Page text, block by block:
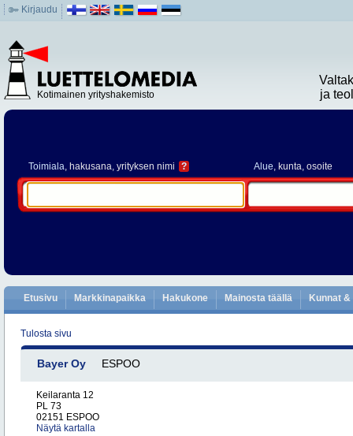
Kirjaudu
Kotimainen yrityshakemisto
ja
Toimiala, hakusana, yrityksen nimi ? Alue, kunta, osoite
Etusivu Markkinapaikka Hakukone Mainosta täällä Kunnat
Tulosta sivu
Bayer Oy ESPOO
Keilaranta 12
PL 73
02151 ESPOO
Näytä kartalla